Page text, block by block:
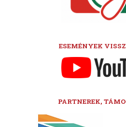
ESEMÉNYEK
PARTNEREK,